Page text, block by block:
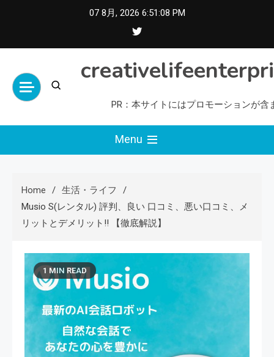
07 8月, 2026 6:51:10 PM
PR：本サイトにはプロモーションが含
Menu
Home
生活・ライフ
Musio S(レンタル) 評判、良い 口コミ、悪い口コミ、メ
リットとデメリット!! 【徹底解説】
1 MIN READ